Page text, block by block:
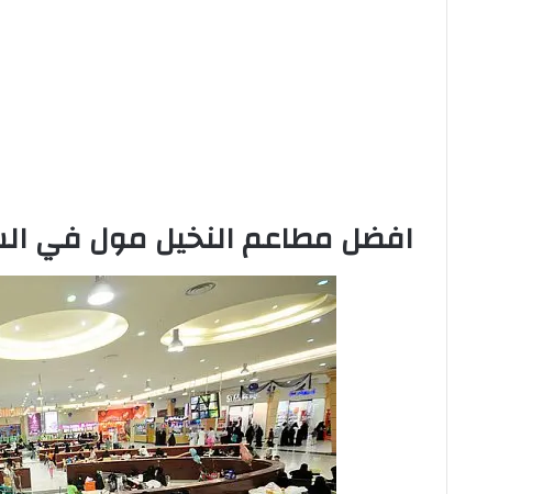
افضل مطاعم النخيل مول في